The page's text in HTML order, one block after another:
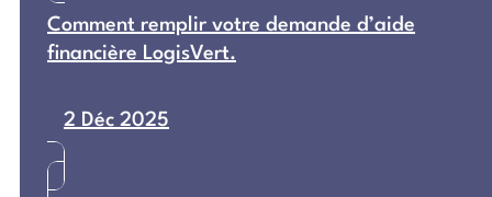
Comment remplir votre demande d’aide
financière LogisVert.
2 Déc 2025